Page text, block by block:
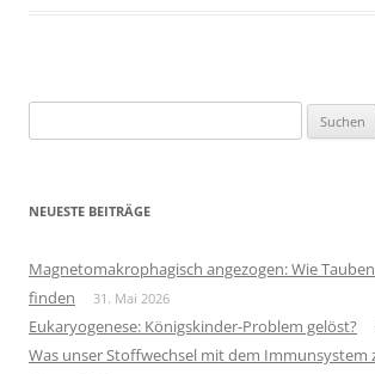
nach:
NEUESTE BEITRÄGE
Magnetomakrophagisch angezogen: Wie
finden
31. Mai 2026
Eukaryogenese: Königskinder-Problem gelöst?
Was unser Stoffwechsel mit dem Immunsystem